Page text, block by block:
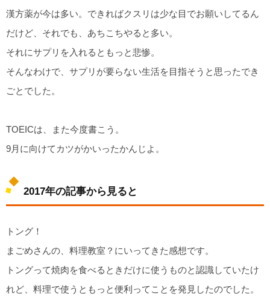
漢方薬が今は多い。できればクスリは少な目でお願いしてるん
だけど、それでも、あちこちやると多い。
それにサプリを入れるともっと悲惨。
そんなわけで、サプリが要らない生活を目指そうと思ったでき
ごとでした。
TOEICは、また今度書こう。
9月に向けてカツがかいったかんじよ。
2017年の記事から見ると
トング！
まごめさんの、料理教室？にいってきた感想です。
トングって焼肉を食べるときだけに使うものと認識していたけ
れど、料理で使うともっと便利ってことを発見したのでした。